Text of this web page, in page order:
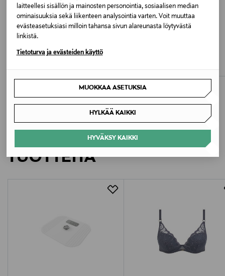
laitteellesi sisällön ja mainosten personointia, sosiaalisen median
ominaisuuksia sekä liikenteen analysointia varten. Voit muuttaa
evästeasetuksiasi milloin tahansa sivun alareunasta löytyvästä
linkistä.
Tietoturva ja evästeiden käyttö
MUOKKAA ASETUKSIA
HYLKÄÄ KAIKKI
HYVÄKSY KAIKKI
Valmistusmaa
Kiina
Valmistajan tuotenumero
Valmistaja
ETUKUPONKITUOTE
Sateenvarjo
LISÄÄ KIINNOSTAVIA
TUOTTEITA